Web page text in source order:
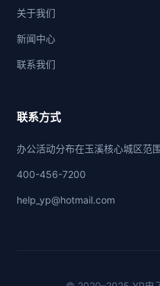
关于我们
新闻中心
联系我们
联系方式
办公活动分布在玉溪核心城区范
400-456-7200
help_yp@hotmail.com